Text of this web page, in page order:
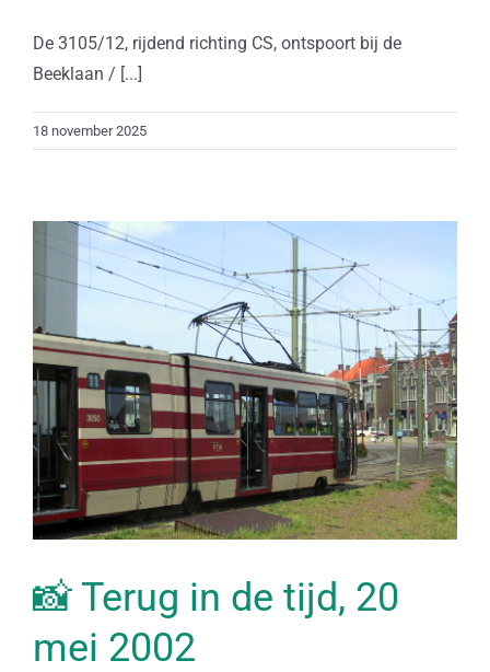
De 3105/12, rijdend richting CS, ontspoort bij de
Beeklaan / [...]
18 november 2025
📸 Terug in de tijd, 20
mei 2002